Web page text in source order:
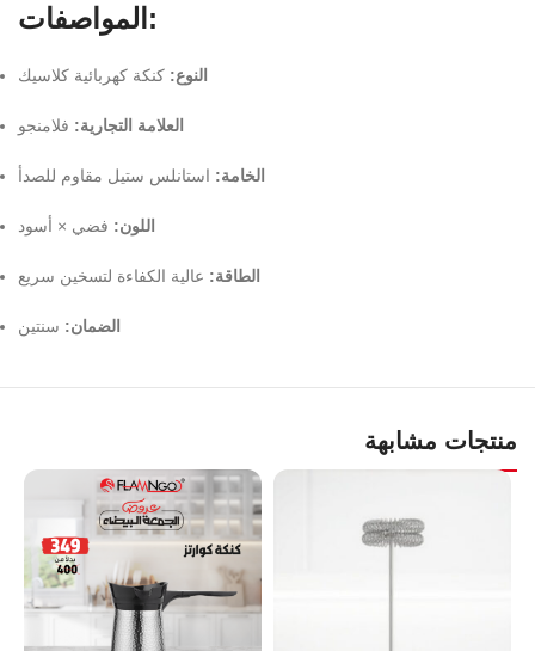
المواصفات:
النوع: كنكة كهربائية كلاسيك
العلامة التجارية: فلامنجو
الخامة: استانلس ستيل مقاوم للصدأ
اللون: فضي × أسود
الطاقة: عالية الكفاءة لتسخين سريع
الضمان: سنتين
منتجات مشابهة